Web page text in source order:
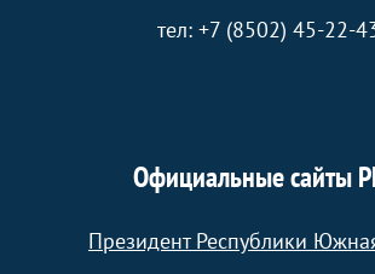
тел: +7 (8502) 45-22-
Официальные сайты
Президент Республики